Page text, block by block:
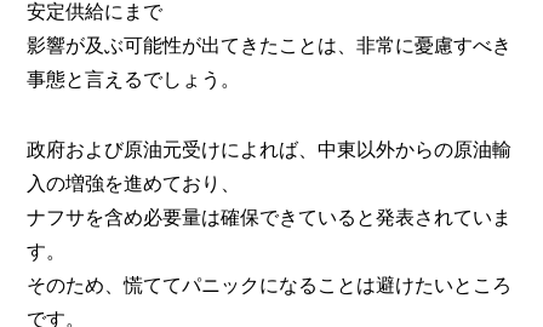
安定供給にまで
影響が及ぶ可能性が出てきたことは、非常に憂慮すべき
事態と言えるでしょう。
政府および原油元受けによれば、中東以外からの原油輸
入の増強を進めており、
ナフサを含め必要量は確保できていると発表されていま
す。
そのため、慌ててパニックになることは避けたいところ
です。